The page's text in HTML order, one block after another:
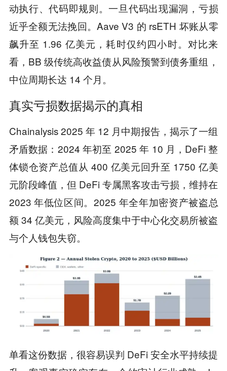
动执行、代码即规则。一旦代码出现漏洞，亏损
近乎全额无法挽回。Aave V3 的 rsETH 坏账从零
飙升至 1.96 亿美元，耗时仅约四小时。对比来
看，BB 级传统高收益债从风险预警到债务重组，
中位周期长达 14 个月。
真实亏损数据揭示的真相
Chainalysis 2025 年 12 月中期报告，揭示了一组
矛盾数据：2024 年初至 2025 年 10 月，DeFi 整
体锁仓资产总值从 400 亿美元回升至 1750 亿美
元阶段峰值，但 DeFi 专属黑客攻击亏损，维持在
2023 年低位区间。2025 年全年加密资产被盗总
额 34 亿美元，风险高度集中于中心化交易所被盗
与个人钱包失窃。
单看这份数据，很容易误判 DeFi 安全水平持续提